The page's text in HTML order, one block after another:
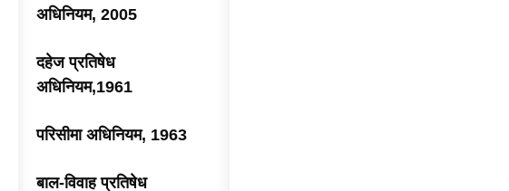
अधिनियम, 2005
दहेज प्रतिषेध
अधिनियम,1961
परिसीमा अधिनियम, 1963
बाल-विवाह प्रतिषेध